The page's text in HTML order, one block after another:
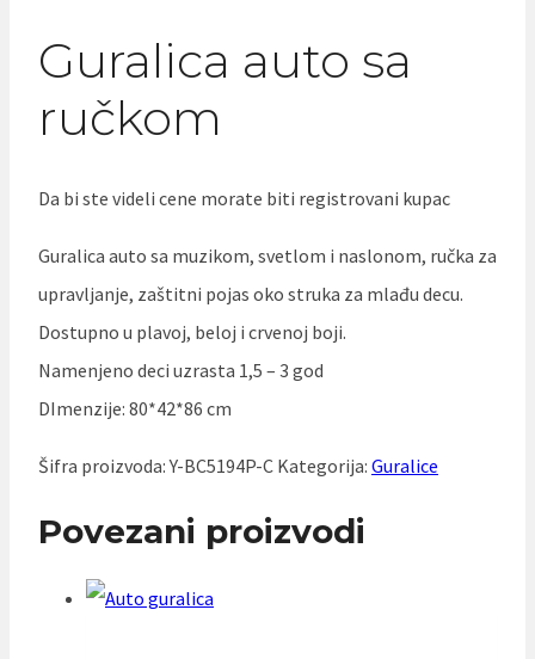
Guralica auto sa
ručkom
Da bi ste videli cene morate biti registrovani kupac
Guralica auto sa muzikom, svetlom i naslonom, ručka za
upravljanje, zaštitni pojas oko struka za mlađu decu.
Dostupno u plavoj, beloj i crvenoj boji.
Namenjeno deci uzrasta 1,5 – 3 god
DImenzije: 80*42*86 cm
Šifra proizvoda:Y-BC5194P-C Kategorija: Guralice
Povezani proizvodi